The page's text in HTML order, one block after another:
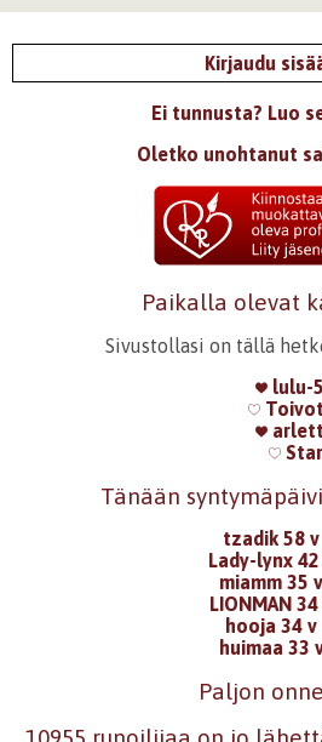
Kirjaudu
Ei tunnusta? Luo
Oletko unohtanut
Paikalla olevat
Sivustollasi on tällä
lulu-
Star
Tänään
tzadik 58 v
Lady-lynx
miamm 35 v
LIONMAN
hooja 34 v
huimaa 33
Paljon